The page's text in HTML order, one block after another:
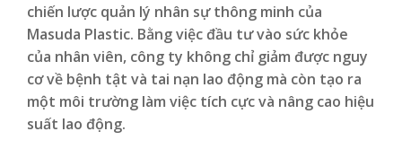
chiến lược quản lý nhân sự thông minh của
Masuda Plastic. Bằng việc đầu tư vào sức khỏe
của nhân viên, công ty không chỉ giảm được nguy
cơ về bệnh tật và tai nạn lao động mà còn tạo ra
một môi trường làm việc tích cực và nâng cao hiệu
suất lao động.